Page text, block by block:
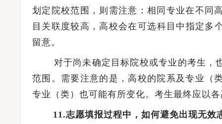
划定院校范围，则需注意：相同专业在不同
目关联度较高，高校会在可选科目中指定多
留意。
对于尚未确定目标院校或专业的考生，也
范围。需要注意的是，高校的院系及专业（
专业（类）也可能有所变化。考生最终应以
11.志愿填报过程中，如何避免出现无效